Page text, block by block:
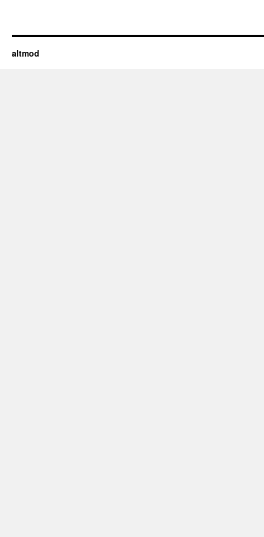
altmod